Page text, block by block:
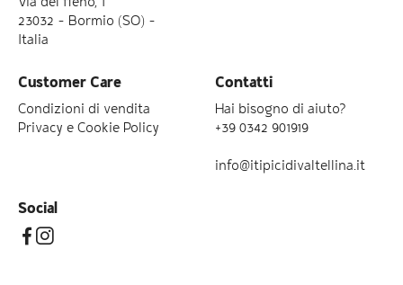
Via del fieno, 1
23032 – Bormio (SO) –
Italia
Customer Care
Condizioni di vendita
Privacy e Cookie Policy
Contatti
Hai bisogno di aiuto?
+39 0342 901919
info@itipicidivaltellina.it
Social